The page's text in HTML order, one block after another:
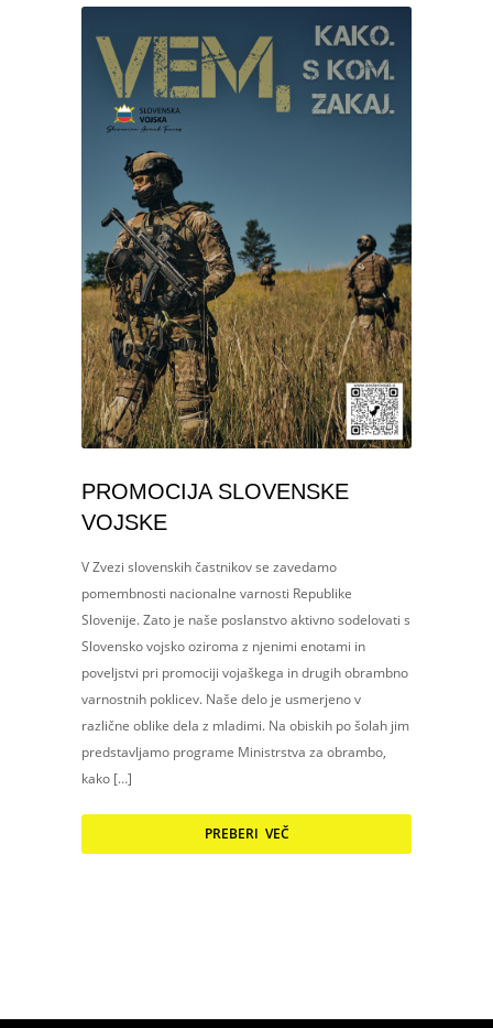
PROMOCIJA SLOVENSKE
VOJSKE
V Zvezi slovenskih častnikov se zavedamo
pomembnosti nacionalne varnosti Republike
Slovenije. Zato je naše poslanstvo aktivno sodelovati s
Slovensko vojsko oziroma z njenimi enotami in
poveljstvi pri promociji vojaškega in drugih obrambno
varnostnih poklicev. Naše delo je usmerjeno v
različne oblike dela z mladimi. Na obiskih po šolah jim
predstavljamo programe Ministrstva za obrambo,
kako […]
PREBERI VEČ